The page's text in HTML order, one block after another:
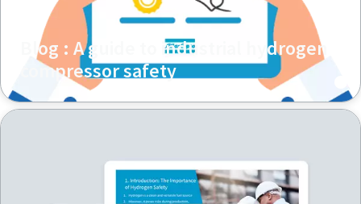
Blog : A guide to industrial hydrogen
compressor safety